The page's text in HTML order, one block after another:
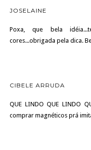
JOSELAINE
Poxa, que bela
cores...obrigada pela dica.
CIBELE ARRUDA
QUE LINDO QUE LINDO
comprar magnéticos prá